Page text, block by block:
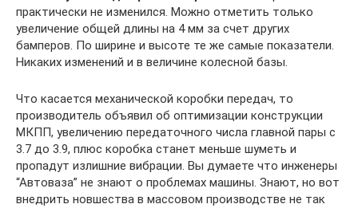
практически не изменился. Можно отметить только
увеличение общей длины на 4 мм за счет других
бамперов. По ширине и высоте те же самые показатели.
Никаких изменений и в величине колесной базы.
Что касается механической коробки передач, то
производитель объявил об оптимизации конструкции
МКПП, увеличению передаточного числа главной пары с
3.7 до 3.9, плюс коробка станет меньше шуметь и
пропадут излишние вибрации. Вы думаете что инженеры
“Автоваза” не знают о проблемах машины. Знают, но вот
внедрить новшества в массовом производстве не так